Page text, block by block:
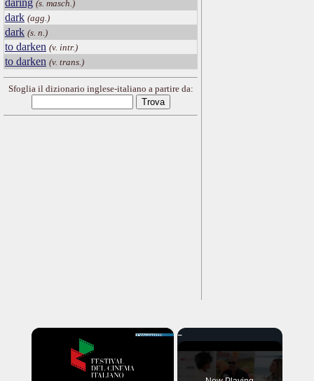
daring (s. masch.)
dark (agg.)
dark (s. n.)
to darken (v. intr.)
to darken (v. trans.)
Sfoglia il dizionario inglese-italiano a partire da:
×